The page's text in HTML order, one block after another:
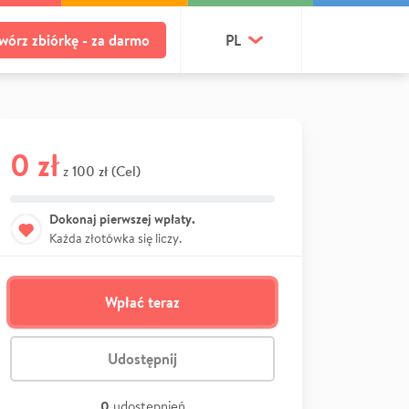
zbiórkę - za darmo PL
0 zł z 100 zł (Cel)
Dokonaj pierwszej wpłaty.
Każda złotówka się liczy.
Wpłać teraz
Udostępnij